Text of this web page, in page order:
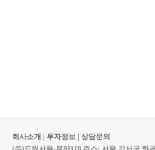
회사소개 투자정보
상담문의